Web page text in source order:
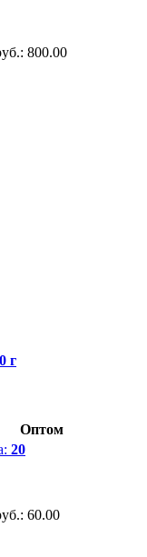
800.00
г
Оптом
20
60.00